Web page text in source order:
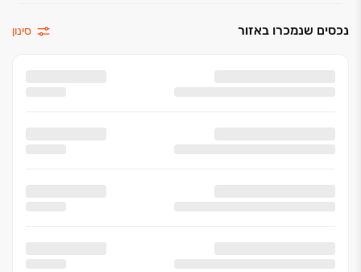
נכסים שנמכרו באזור סינון